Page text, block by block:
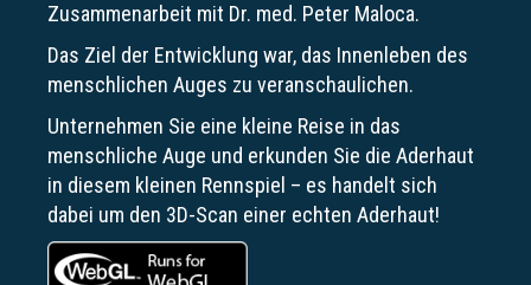
Zusammenarbeit mit Dr. med. Peter Maloca.
Das Ziel der Entwicklung war, das Innenleben des
menschlichen Auges zu veranschaulichen.
Unternehmen Sie eine kleine Reise in das
menschliche Auge und erkunden Sie die Aderhaut
in diesem kleinen Rennspiel – es handelt sich
dabei um den 3D-Scan einer echten Aderhaut!